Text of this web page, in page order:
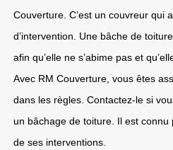
Couverture. C’est un couvreur qui
d’intervention. Une bâche de
afin qu’elle ne s’abime pas et
Avec RM Couverture, vous êtes
dans les règles. Contactez-le si
un bâchage de toiture. Il est
de ses interventions.